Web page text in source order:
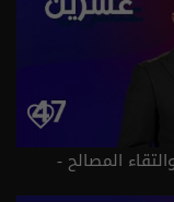
المصالح -